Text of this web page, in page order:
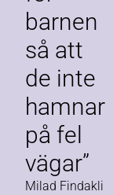
barnen
så att
de inte
hamnar
på fel
vägar”
Milad Findakli